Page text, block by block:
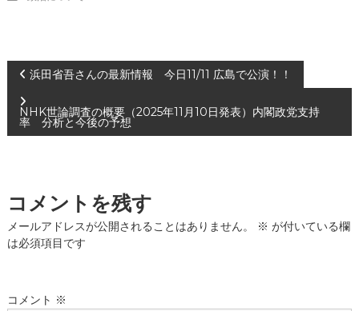
投
稿
ゲ
ー
シ
浜田省吾さんの最新情報 今日11/11 広島で公演！！
NHK世論調査の概要（2025年11月10日発表）内閣政党支持
率 分析と今後の予想
コメントを残す
メールアドレスが公開されることはありません。 ※ が付いている欄
は必須項目です
コメント ※